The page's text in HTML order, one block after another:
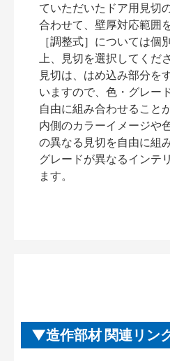
ていただいたドア用見切
合わせて、壁厚対応範囲
［調整式］については
上、見切を選択してくださ
見切は、はめ込み部分を
いますので、色・グレー
自由に組み合わせること
内側のカラーイメージや
の異なる見切を自由に組
グレードが異なるインテ
ます。
造作部材 関連リン